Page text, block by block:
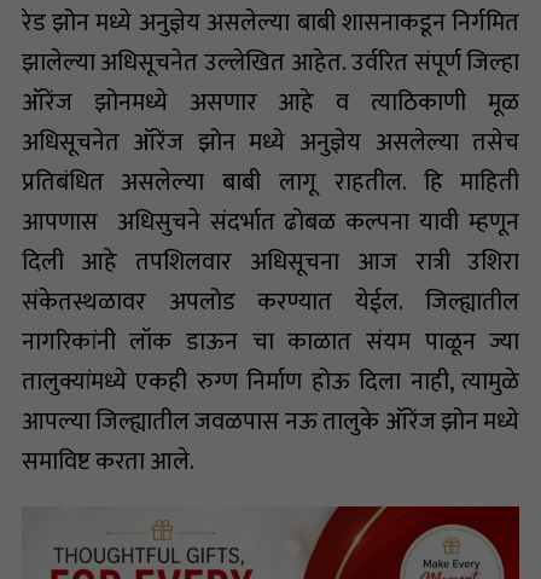
रेड झोन मध्ये अनुज्ञेय असलेल्या बाबी शासनाकडून निर्गमित
झालेल्या अधिसूचनेत उल्लेखित आहेत. उर्वरित संपूर्ण जिल्हा
ऑरेंज झोनमध्ये असणार आहे व त्याठिकाणी मूळ
अधिसूचनेत ऑरेंज झोन मध्ये अनुज्ञेय असलेल्या तसेच
प्रतिबंधित असलेल्या बाबी लागू राहतील. हि माहिती
आपणास अधिसुचने संदर्भात ढोबळ कल्पना यावी म्हणून
दिली आहे तपशिलवार अधिसूचना आज रात्री उशिरा
संकेतस्थळावर अपलोड करण्यात येईल. जिल्ह्यातील
नागरिकांनी लॉक डाऊन चा काळात संयम पाळून ज्या
तालुक्यांमध्ये एकही रुग्ण निर्माण होऊ दिला नाही, त्यामुळे
आपल्या जिल्ह्यातील जवळपास नऊ तालुके ऑरेंज झोन मध्ये
समाविष्ट करता आले.